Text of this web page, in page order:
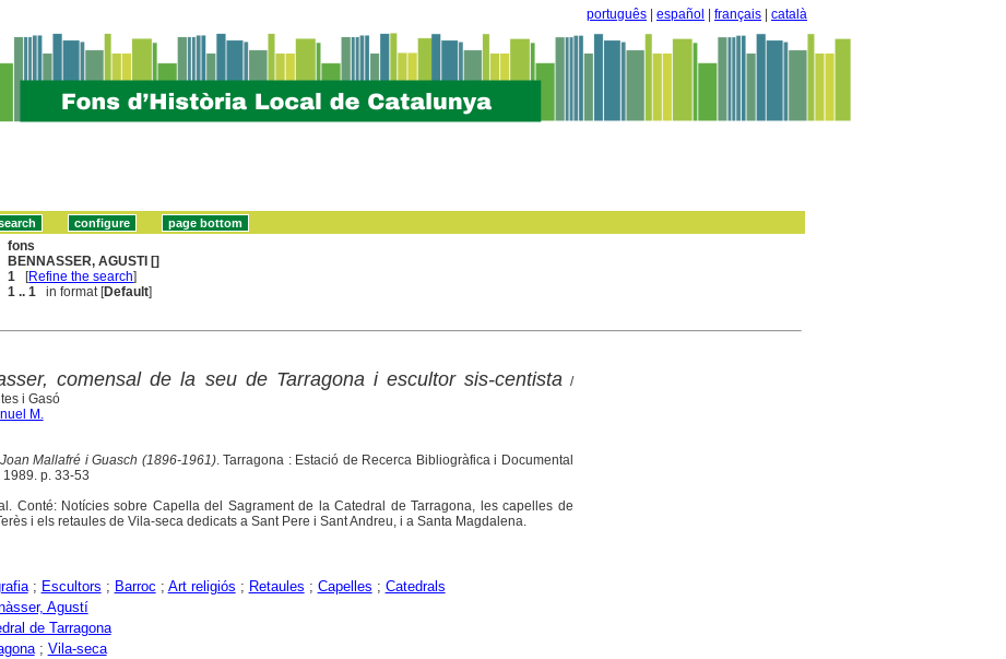
português español français català
fons
BENNASSER, AGUSTI []
1 [Refine the search]
1 .. 1 in format [Default]
comensal de la seu de Tarragona i escultor sis-centista /
i Gasó
M.
Mallafré i Guasch (1896-1961). Tarragona : Estació de Recerca Bibliogràfica i Documental
p. 33-53
Conté: Notícies sobre Capella del Sagrament de la Catedral de Tarragona, les capelles de
i els retaules de Vila-seca dedicats a Sant Pere i Sant Andreu, i a Santa Magdalena.
; Escultors ; Barroc ; Art religiós ; Retaules ; Capelles ; Catedrals
Agustí
de Tarragona
; Vila-seca